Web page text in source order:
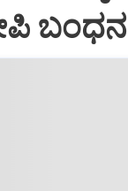
ಬಂಧನ